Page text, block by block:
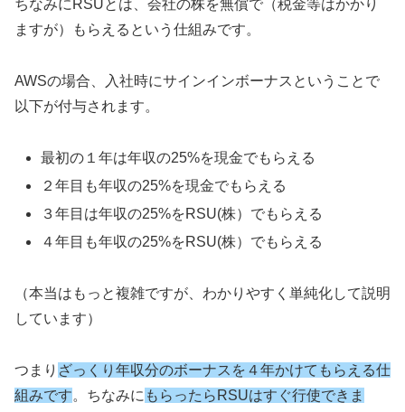
ちなみにRSUとは、会社の株を無償で（税金等はかかり
ますが）もらえるという仕組みです。
AWSの場合、入社時にサインインボーナスということで
以下が付与されます。
最初の１年は年収の25%を現金でもらえる
２年目も年収の25%を現金でもらえる
３年目は年収の25%をRSU(株）でもらえる
４年目も年収の25%をRSU(株）でもらえる
（本当はもっと複雑ですが、わかりやすく単純化して説明
しています）
つまり ざっくり年収分のボーナスを４年かけてもらえる仕
組みです。ちなみに もらったらRSUはすぐ行使できま